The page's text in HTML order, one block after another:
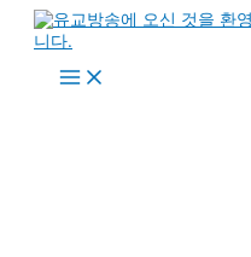
Main
Menu